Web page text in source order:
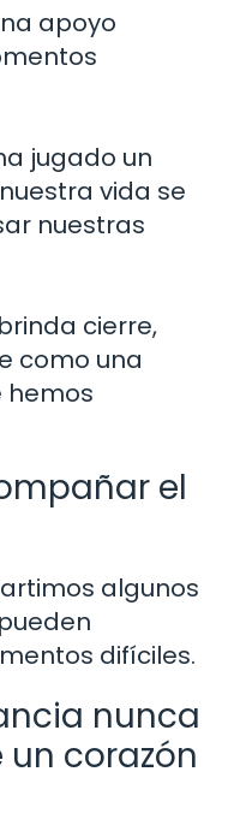
apoyo
jugado un
vida se
nuestras
cierre,
como una
hemos
el
algunos
difíciles.
nunca
corazón